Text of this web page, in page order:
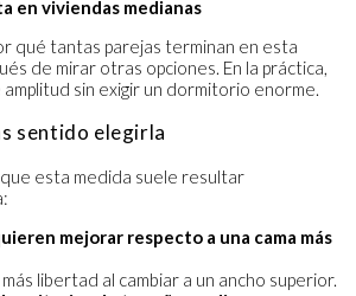
en viviendas medianas
qué tantas parejas terminan en esta
de mirar otras opciones. En la práctica,
sin exigir un dormitorio enorme.
sentido elegirla
esta medida suele resultar
mejorar respecto a una cama más
libertad al cambiar a un ancho superior.